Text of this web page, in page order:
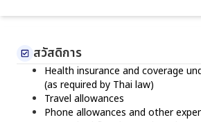
สวัสดิการ
Health insurance and coverage
(as required by Thai law)
Travel allowances
Phone allowances and other